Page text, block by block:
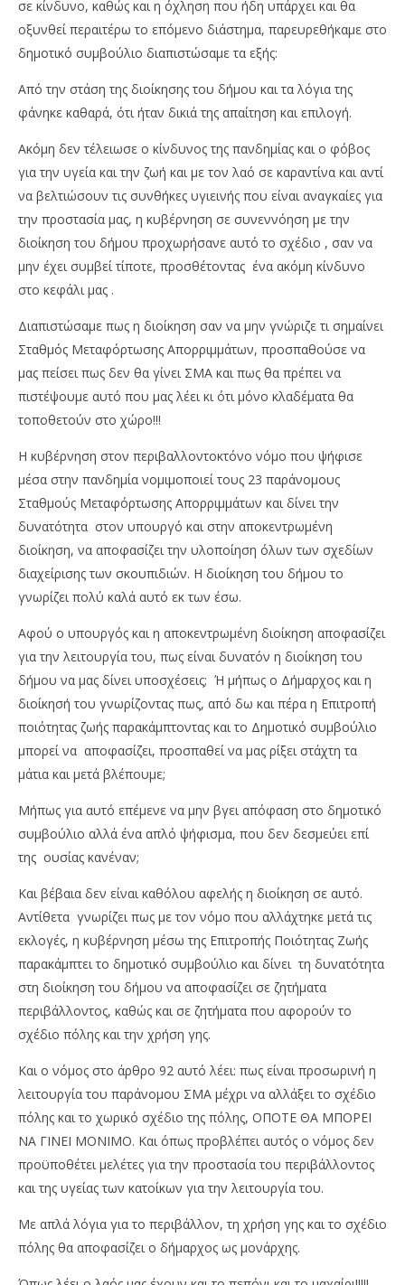
σε κίνδυνο, καθώς και η όχληση που ήδη υπάρχει και θα
οξυνθεί περαιτέρω το επόμενο διάστημα, παρευρεθήκαμε στο
δημοτικό συμβούλιο διαπιστώσαμε τα εξής:
Από την στάση της διοίκησης του δήμου και τα λόγια της
φάνηκε καθαρά, ότι ήταν δικιά της απαίτηση και επιλογή.
Ακόμη δεν τέλειωσε ο κίνδυνος της πανδημίας και ο φόβος
για την υγεία και την ζωή και με τον λαό σε καραντίνα και αντί
να βελτιώσουν τις συνθήκες υγιεινής που είναι αναγκαίες για
την προστασία μας, η κυβέρνηση σε συνεννόηση με την
διοίκηση του δήμου προχωρήσανε αυτό το σχέδιο , σαν να
μην έχει συμβεί τίποτε, προσθέτοντας ένα ακόμη κίνδυνο
στο κεφάλι μας .
Διαπιστώσαμε πως η διοίκηση σαν να μην γνώριζε τι σημαίνει
Σταθμός Μεταφόρτωσης Απορριμμάτων, προσπαθούσε να
μας πείσει πως δεν θα γίνει ΣΜΑ και πως θα πρέπει να
πιστέψουμε αυτό που μας λέει κι ότι μόνο κλαδέματα θα
τοποθετούν στο χώρο!!!
Η κυβέρνηση στον περιβαλλοντοκτόνο νόμο που ψήφισε
μέσα στην πανδημία νομιμοποιεί τους 23 παράνομους
Σταθμούς Μεταφόρτωσης Απορριμμάτων και δίνει την
δυνατότητα στον υπουργό και στην αποκεντρωμένη
διοίκηση, να αποφασίζει την υλοποίηση όλων των σχεδίων
διαχείρισης των σκουπιδιών. Η διοίκηση του δήμου το
γνωρίζει πολύ καλά αυτό εκ των έσω.
Αφού ο υπουργός και η αποκεντρωμένη διοίκηση αποφασίζει
για την λειτουργία του, πως είναι δυνατόν η διοίκηση του
δήμου να μας δίνει υποσχέσεις; Ή μήπως ο Δήμαρχος και η
διοίκησή του γνωρίζοντας πως, από δω και πέρα η Επιτροπή
ποιότητας ζωής παρακάμπτοντας και το Δημοτικό συμβούλιο
μπορεί να αποφασίζει, προσπαθεί να μας ρίξει στάχτη τα
μάτια και μετά βλέπουμε;
Μήπως για αυτό επέμενε να μην βγει απόφαση στο δημοτικό
συμβούλιο αλλά ένα απλό ψήφισμα, που δεν δεσμεύει επί
της ουσίας κανέναν;
Και βέβαια δεν είναι καθόλου αφελής η διοίκηση σε αυτό.
Αντίθετα γνωρίζει πως με τον νόμο που αλλάχτηκε μετά τις
εκλογές, η κυβέρνηση μέσω της Επιτροπής Ποιότητας Ζωής
παρακάμπτει το δημοτικό συμβούλιο και δίνει τη δυνατότητα
στη διοίκηση του δήμου να αποφασίζει σε ζητήματα
περιβάλλοντος, καθώς και σε ζητήματα που αφορούν το
σχέδιο πόλης και την χρήση γης.
Και ο νόμος στο άρθρο 92 αυτό λέει: πως είναι προσωρινή η
λειτουργία του παράνομου ΣΜΑ μέχρι να αλλάξει το σχέδιο
πόλης και το χωρικό σχέδιο της πόλης, ΟΠΟΤΕ ΘΑ ΜΠΟΡΕΙ
ΝΑ ΓΙΝΕΙ ΜΟΝΙΜΟ. Και όπως προβλέπει αυτός ο νόμος δεν
προϋποθέτει μελέτες για την προστασία του περιβάλλοντος
και της υγείας των κατοίκων για την λειτουργία του.
Με απλά λόγια για το περιβάλλον, τη χρήση γης και το σχέδιο
πόλης θα αποφασίζει ο δήμαρχος ως μονάρχης.